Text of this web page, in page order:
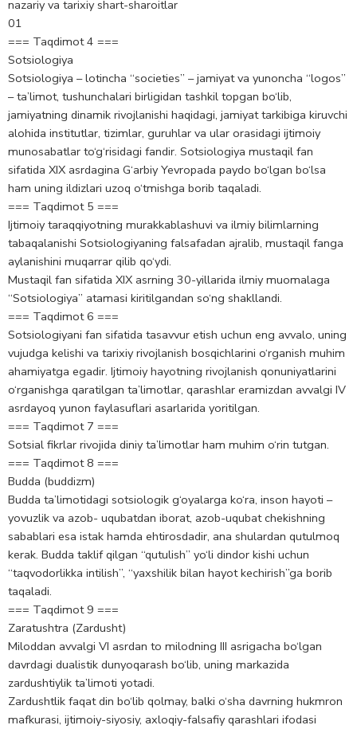
nazariy va tarixiy shart-sharoitlar
01
=== Taqdimot 4 ===
Sotsiologiya
Sotsiologiya – lotincha “societies” – jamiyat va yunoncha “logos”
– ta’limot, tushunchalari birligidan tashkil topgan bo‘lib,
jamiyatning dinamik rivojlanishi haqidagi, jamiyat tarkibiga kiruvchi
alohida institutlar, tizimlar, guruhlar va ular orasidagi ijtimoiy
munosabatlar to‘g‘risidagi fandir. Sotsiologiya mustaqil fan
sifatida XIX asrdagina G‘arbiy Yevropada paydo bo‘lgan bo‘lsa
ham uning ildizlari uzoq o‘tmishga borib taqaladi.
=== Taqdimot 5 ===
Ijtimoiy taraqqiyotning murakkablashuvi va ilmiy bilimlarning
tabaqalanishi Sotsiologiyaning falsafadan ajralib, mustaqil fanga
aylanishini muqarrar qilib qo‘ydi.
Mustaqil fan sifatida XIX asrning 30-yillarida ilmiy muomalaga
“Sotsiologiya” atamasi kiritilgandan so‘ng shakllandi.
=== Taqdimot 6 ===
Sotsiologiyani fan sifatida tasavvur etish uchun eng avvalo, uning
vujudga kelishi va tarixiy rivojlanish bosqichlarini o‘rganish muhim
ahamiyatga egadir. Ijtimoiy hayotning rivojlanish qonuniyatlarini
o‘rganishga qaratilgan ta’limotlar, qarashlar eramizdan avvalgi IV
asrdayoq yunon faylasuflari asarlarida yoritilgan.
=== Taqdimot 7 ===
Sotsial fikrlar rivojida diniy ta’limotlar ham muhim o‘rin tutgan.
=== Taqdimot 8 ===
Budda (buddizm)
Budda ta’limotidagi sotsiologik g‘oyalarga ko‘ra, inson hayoti –
yovuzlik va azob- uqubatdan iborat, azob-uqubat chekishning
sabablari esa istak hamda ehtirosdadir, ana shulardan qutulmoq
kerak. Budda taklif qilgan “qutulish” yo‘li dindor kishi uchun
“taqvodorlikka intilish”, “yaxshilik bilan hayot kechirish”ga borib
taqaladi.
=== Taqdimot 9 ===
Zaratushtra (Zardusht)
Miloddan avvalgi VI asrdan to milodning III asrigacha bo‘lgan
davrdagi dualistik dunyoqarash bo‘lib, uning markazida
zardushtiylik ta’limoti yotadi.
Zardushtlik faqat din bo‘lib qolmay, balki o‘sha davrning hukmron
mafkurasi, ijtimoiy-siyosiy, axloqiy-falsafiy qarashlari ifodasi